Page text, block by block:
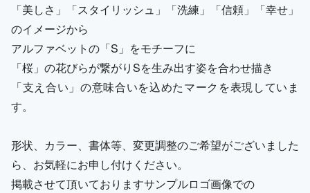
「美しさ」「スタイリッシュ」「洗練」「信頼」「幸せ」
のイメージから
アルファベットの「S」をモチーフに
「桜」の花びらが繋がりSを生み出す姿を合わせ描き
「支え合い」の意味合いを込めたマークを表現していま
す。
形状、カラー、書体等、変更調整のご希望がございました
ら、お気軽にお申し付けください。
掲載させて頂いておりますサンプルロゴ画像での